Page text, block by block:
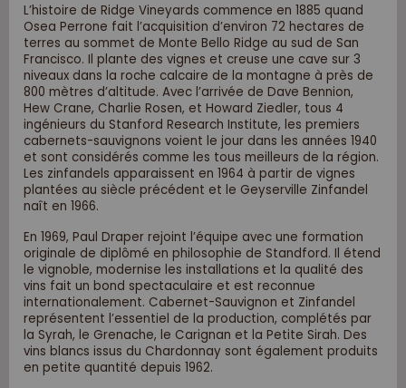
L’histoire de Ridge Vineyards commence en 1885 quand
Osea Perrone fait l’acquisition d’environ 72 hectares de
terres au sommet de Monte Bello Ridge au sud de San
Francisco. Il plante des vignes et creuse une cave sur 3
niveaux dans la roche calcaire de la montagne à près de
800 mètres d’altitude. Avec l’arrivée de Dave Bennion,
Hew Crane, Charlie Rosen, et Howard Ziedler, tous 4
ingénieurs du Stanford Research Institute, les premiers
cabernets-sauvignons voient le jour dans les années 1940
et sont considérés comme les tous meilleurs de la région.
Les zinfandels apparaissent en 1964 à partir de vignes
plantées au siècle précédent et le Geyserville Zinfandel
naît en 1966.
En 1969, Paul Draper rejoint l’équipe avec une formation
originale de diplômé en philosophie de Standford. Il étend
le vignoble, modernise les installations et la qualité des
vins fait un bond spectaculaire et est reconnue
internationalement. Cabernet-Sauvignon et Zinfandel
représentent l’essentiel de la production, complétés par
la Syrah, le Grenache, le Carignan et la Petite Sirah. Des
vins blancs issus du Chardonnay sont également produits
en petite quantité depuis 1962.